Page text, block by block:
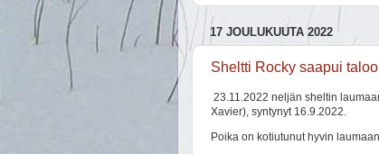
17 JOULUKUUTA 2022
Sheltti Rocky saapui
23.11.2022 neljän sheltin
Xavier), syntynyt 16.9.2022.
Poika on kotiutunut hyvin